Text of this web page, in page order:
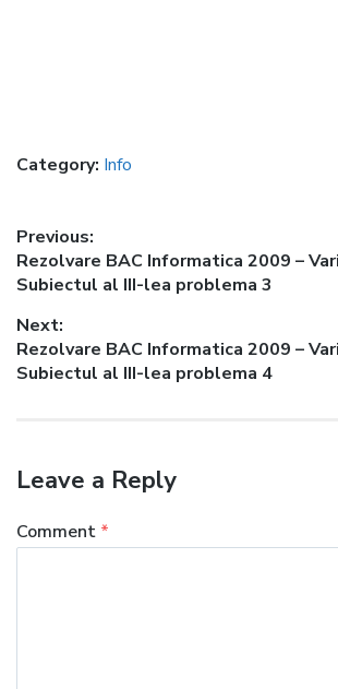
Category: Info
Post
navigation
Previous:
Previous
post:
Rezolvare BAC Informatica 2009 –
Subiectul al III-lea problema 3
Next:
Next
post:
Rezolvare BAC Informatica 2009 –
Subiectul al III-lea problema 4
Leave a Reply
Comment *